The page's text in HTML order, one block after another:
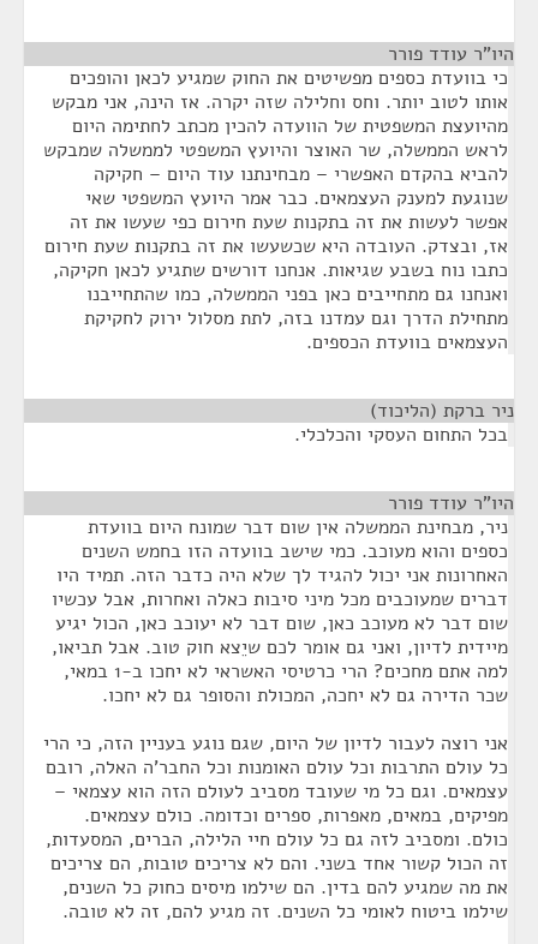
היו"ר עודד פורר
כי בוועדת כספים מפשיטים את החוק שמגיע לכאן והופכים
אותו לטוב יותר. וחס וחלילה שזה יקרה. אז הינה, אני מבקש
מהיועצת המשפטית של הוועדה להכין מכתב לחתימה היום
לראש הממשלה, שר האוצר והיועץ המשפטי לממשלה שמבקש
להביא בהקדם האפשרי – מבחינתנו עוד היום – חקיקה
שנוגעת למענק העצמאים. כבר אמר היועץ המשפטי שאי
אפשר לעשות את זה בתקנות שעת חירום כפי שעשו את זה
אז, ובצדק. העובדה היא שכשעשו את זה בתקנות שעת חירום
כתבו נוח בשבע שגיאות. אנחנו דורשים שתגיע לכאן חקיקה,
ואנחנו גם מתחייבים כאן בפני הממשלה, כמו שהתחייבנו
מתחילת הדרך וגם עמדנו בזה, לתת מסלול ירוק לחקיקת
העצמאים בוועדת הכספים.
ניר ברקת (הליכוד)
בכל התחום העסקי והכלכלי.
היו"ר עודד פורר
ניר, מבחינת הממשלה אין שום דבר שמונח היום בוועדת
כספים והוא מעוכב. כמי שישב בוועדה הזו בחמש השנים
האחרונות אני יכול להגיד לך שלא היה כדבר הזה. תמיד היו
דברים שמעוכבים מכל מיני סיבות כאלה ואחרות, אבל עכשיו
שום דבר לא מעוכב כאן, שום דבר לא יעוכב כאן, הכול יגיע
מיידית לדיון, ואני גם אומר לכם שיֵצא חוק טוב. אבל תביאו,
למה אתם מחכים? הרי כרטיסי האשראי לא יחכו ב-1 במאי,
שכר הדירה גם לא יחכה, המכולת והסופר גם לא יחכו.
אני רוצה לעבור לדיון של היום, שגם נוגע בעניין הזה, כי הרי
כל עולם התרבות וכל עולם האומנות וכל החבר'ה האלה, רובם
עצמאים. וגם כל מי שעובד מסביב לעולם הזה הוא עצמאי –
מפיקים, במאים, מאפרות, ספרים וכדומה. כולם עצמאים.
כולם. ומסביב לזה גם כל עולם חיי הלילה, הברים, המסעדות,
זה הכול קשור אחד בשני. והם לא צריכים טובות, הם צריכים
את מה שמגיע להם בדין. הם שילמו מיסים כחוק כל השנים,
שילמו ביטוח לאומי כל השנים. זה מגיע להם, זה לא טובה.